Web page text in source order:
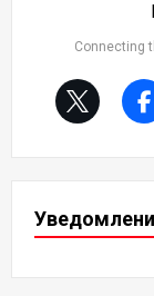
Connecting